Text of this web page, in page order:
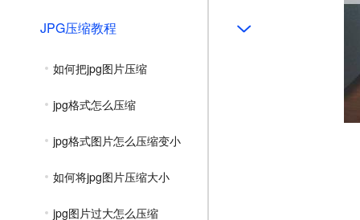
JPG压缩教程
如何把jpg图片压缩
jpg格式怎么压缩
jpg格式图片怎么压缩变小
如何将jpg图片压缩大小
jpg图片过大怎么压缩